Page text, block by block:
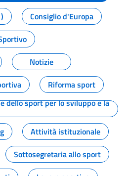
Consiglio d'Europa
Notizie
Riforma sport
dello sport per lo sviluppo e la
Attività istituzionale
Sottosegretaria allo sport